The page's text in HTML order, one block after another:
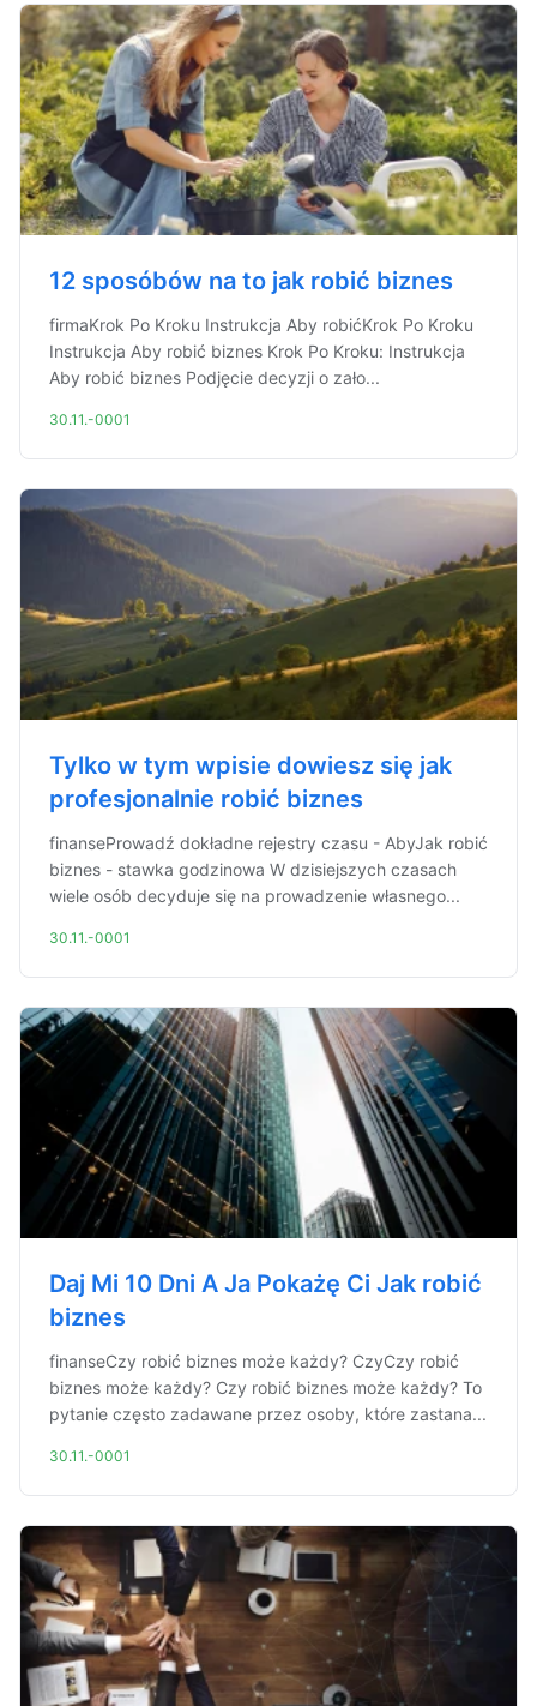
12 sposóbów na to jak robić biznes
firmaKrok Po Kroku Instrukcja Aby robićKrok Po Kroku
Instrukcja Aby robić biznes Krok Po Kroku: Instrukcja
Aby robić biznes Podjęcie decyzji o zało...
30.11.-0001
Tylko w tym wpisie dowiesz się jak
profesjonalnie robić biznes
finanseProwadź dokładne rejestry czasu - AbyJak robić
biznes - stawka godzinowa W dzisiejszych czasach
wiele osób decyduje się na prowadzenie własnego...
30.11.-0001
Daj Mi 10 Dni A Ja Pokażę Ci Jak robić
biznes
finanseCzy robić biznes może każdy? CzyCzy robić
biznes może każdy? Czy robić biznes może każdy? To
pytanie często zadawane przez osoby, które zastana...
30.11.-0001